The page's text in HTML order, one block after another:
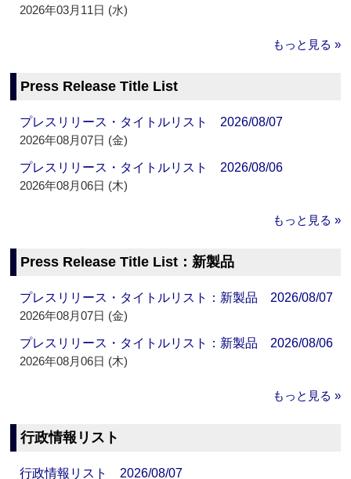
2026年03月11日 (水)
もっと見る »
Press Release Title List
プレスリリース・タイトルリスト 2026/08/07
2026年08月07日 (金)
プレスリリース・タイトルリスト 2026/08/06
2026年08月06日 (木)
もっと見る »
Press Release Title List：新製品
プレスリリース・タイトルリスト：新製品 2026/08/07
2026年08月07日 (金)
プレスリリース・タイトルリスト：新製品 2026/08/06
2026年08月06日 (木)
もっと見る »
行政情報リスト
行政情報リスト 2026/08/07